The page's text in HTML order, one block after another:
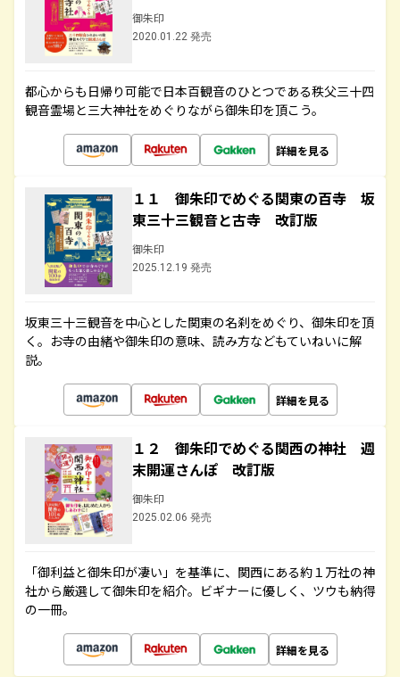
御朱印
2020.01.22 発売
都心からも日帰り可能で日本百観音のひとつである秩父三十四
観音霊場と三大神社をめぐりながら御朱印を頂こう。
詳細を見る
１１ 御朱印でめぐる関東の百寺 坂
東三十三観音と古寺 改訂版
御朱印
2025.12.19 発売
坂東三十三観音を中心とした関東の名刹をめぐり、御朱印を頂
く。お寺の由緒や御朱印の意味、読み方などもていねいに解
説。
詳細を見る
１２ 御朱印でめぐる関西の神社 週
末開運さんぽ 改訂版
御朱印
2025.02.06 発売
「御利益と御朱印が凄い」を基準に、関西にある約１万社の神
社から厳選して御朱印を紹介。ビギナーに優しく、ツウも納得
の一冊。
詳細を見る